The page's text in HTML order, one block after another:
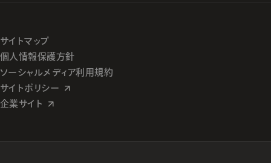
サイトマップ
個人情報保護方針
ソーシャルメディア利用規約
サイトポリシー
企業サイト